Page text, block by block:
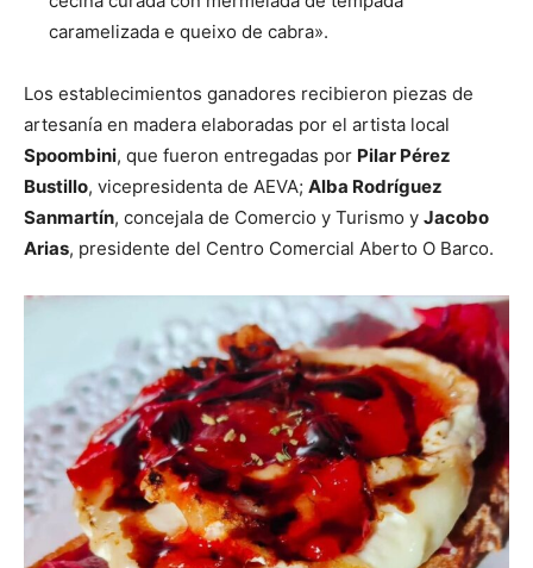
caramelizada e queixo de cabra».
Los establecimientos ganadores recibieron piezas de
artesanía en madera elaboradas por el artista local
Spoombini, que fueron entregadas por Pilar Pérez
Bustillo, vicepresidenta de AEVA; Alba Rodríguez
Sanmartín, concejala de Comercio y Turismo y Jacobo
Arias, presidente del Centro Comercial Aberto O Barco.